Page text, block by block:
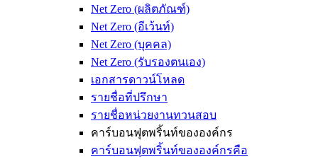
Net Zero (ผลิตภัณฑ์)
Net Zero (อีเว้นท์)
Net Zero (บุคคล)
Net Zero (รับรองตนเอง)
เอกสารดาวน์โหลด
รายชื่อที่ปรึกษา
รายชื่อหน่วยงานทวนสอบ
คาร์บอนฟุตพริ้นท์ขององค์กร
คาร์บอนฟุตพริ้นท์ขององค์กรคือ